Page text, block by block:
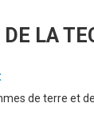
LA
de terre et